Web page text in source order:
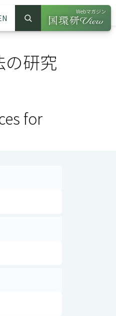
サイト内検索
検索
Webマガジン
（別ウインドウ
研究
for